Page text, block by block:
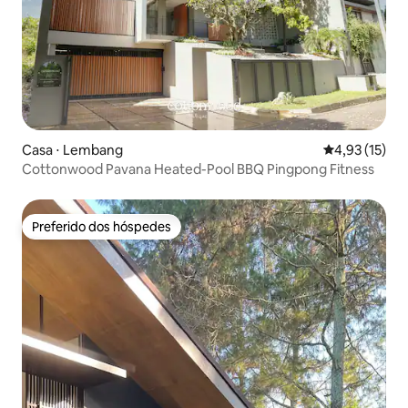
Casa ⋅ Lembang 4,93 de uma
4,93 (15)
Cottonwood Pavana Heated-Pool BBQ Pingpong Fitness
Preferido dos hóspedes
Preferido dos hóspedes